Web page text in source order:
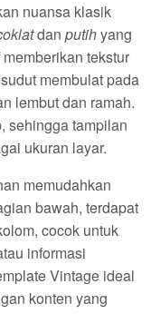
nuansa klasik
dan putihyang
tekstur
membulat pada
lembut dan ramah.
sehingga tampilan
ukuran layar.
memudahkan
bawah, terdapat
cocok untuk
informasi
Vintage ideal
konten yang